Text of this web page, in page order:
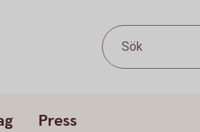
Sök
Press